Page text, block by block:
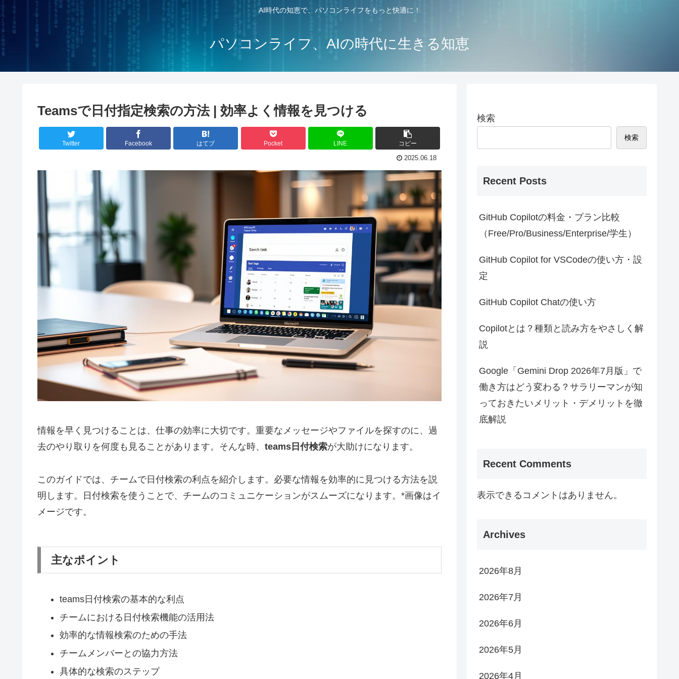
AI時代の知恵で、パソコンライフをもっと快適に！
パソコンライフ、AIの時代に生きる知恵
Teamsで日付指定検索の方法 | 効率よく情報を見つける
Twitter Facebook はてブ Pocket LINE コピー
2025.06.18
情報を早く見つけることは、仕事の効率に大切です。重要なメッセージやファイルを探すのに、過
去のやり取りを何度も見ることがあります。そんな時、 teams日付検索が大助けになります。
このガイドでは、チームで日付検索の利点を紹介します。必要な情報を効率的に見つける方法を説
明します。日付検索を使うことで、チームのコミュニケーションがスムーズになります。*画像はイ
メージです。
主なポイント
teams日付検索の基本的な利点
チームにおける日付検索機能の活用法
効率的な情報検索のための手法
チームメンバーとの協力方法
具体的な検索のステップ
検索
検索
Recent Posts
GitHub Copilotの料金・プラン比較
（Free/Pro/Business/Enterprise/学生）
GitHub Copilot for VSCodeの使い方・設
定
GitHub Copilot Chatの使い方
Copilotとは？種類と読み方をやさしく解
説
Google「Gemini Drop 2026年7月版」で
働き方はどう変わる？サラリーマンが知
っておきたいメリット・デメリットを徹
底解説
Recent Comments
表示できるコメントはありません。
Archives
2026年8月
2026年7月
2026年6月
2026年5月
2026年4月